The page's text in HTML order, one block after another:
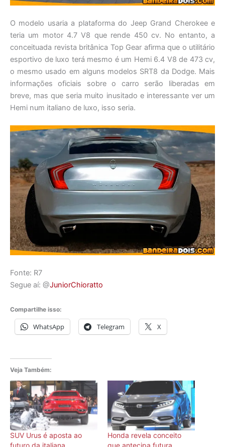
O modelo usaria a plataforma do Jeep Grand Cherokee e
teria um motor 4.7 V8 que rende 450 cv. No entanto, a
conceituada revista britânica Top Gear afirma que o utilitário
esportivo de luxo terá mesmo é um Hemi 6.4 V8 de 473 cv,
o mesmo usado em alguns modelos SRT8 da Dodge. Mais
informações oficiais sobre o carro serão liberadas em
breve, mas que seria muito inusitado e interessante ver um
Hemi num italiano de luxo, isso seria.
Fonte: R7
Segue aí: @JuniorChioratto
Compartilhe isso:
WhatsApp Telegram X
Veja Também:
SUV Urus é aposta ao
Honda revela conceito